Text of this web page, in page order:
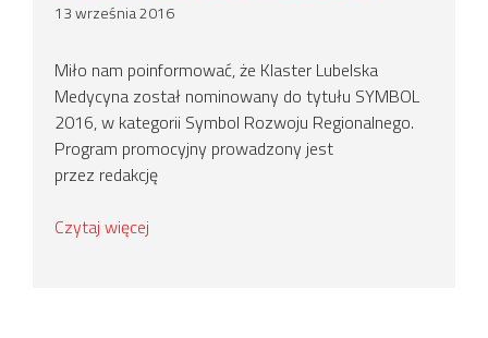
13 września 2016
Miło nam poinformować, że Klaster Lubelska
Medycyna został nominowany do tytułu SYMBOL
2016, w kategorii Symbol Rozwoju Regionalnego.
Program promocyjny prowadzony jest
przez redakcję
Czytaj więcej